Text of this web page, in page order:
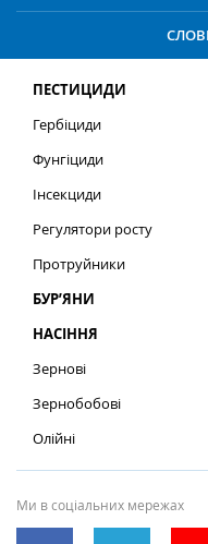
ПЕСТИЦИДИ
Гербіциди
Фунгіциди
Інсекциди
Регулятори росту
Протруйники
БУР’ЯНИ
НАСІННЯ
Зернові
Зернобобові
Олійні
Ми в соціальних мережах